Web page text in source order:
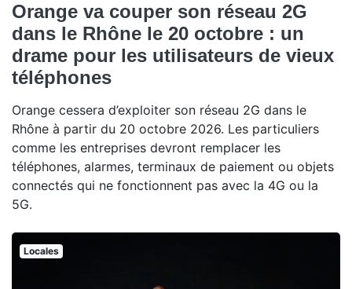
Orange va couper son réseau 2G
dans le Rhône le 20 octobre : un
drame pour les utilisateurs de vieux
téléphones
Orange cessera d’exploiter son réseau 2G dans le
Rhône à partir du 20 octobre 2026. Les particuliers
comme les entreprises devront remplacer les
téléphones, alarmes, terminaux de paiement ou objets
connectés qui ne fonctionnent pas avec la 4G ou la
5G.
Locales